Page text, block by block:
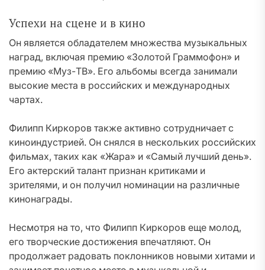
Успехи на сцене и в кино
Он является обладателем множества музыкальных
наград, включая премию «Золотой Граммофон» и
премию «Муз-ТВ». Его альбомы всегда занимали
высокие места в российских и международных
чартах.
Филипп Киркоров также активно сотрудничает с
киноиндустрией. Он снялся в нескольких российских
фильмах, таких как «Жара» и «Самый лучший день».
Его актерский талант признан критиками и
зрителями, и он получил номинации на различные
кинонаграды.
Несмотря на то, что Филипп Киркоров еще молод,
его творческие достижения впечатляют. Он
продолжает радовать поклонников новыми хитами и